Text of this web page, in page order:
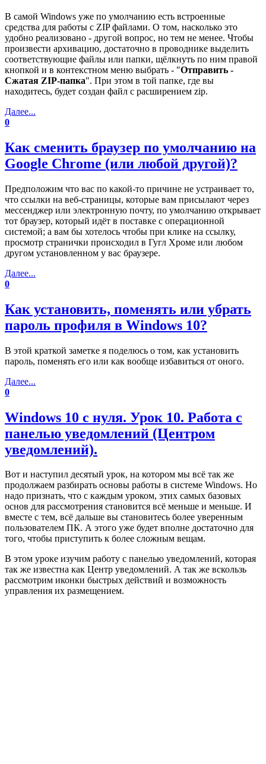
В самой Windows уже по умолчанию есть встроенные
средства для работы с ZIP файлами. О том, насколько это
удобно реализовано - другой вопрос, но тем не менее. Чтобы
произвести архивацию, достаточно в проводнике выделить
соответствующие файлы или папки, щёлкнуть по ним правой
кнопкой и в контекстном меню выбрать - "Отправить -
Сжатая ZIP-папка". При этом в той папке, где вы
находитесь, будет создан файл с расширением zip.
Далее...
0
Как сменить браузер по умолчанию на
Google Chrome (или любой другой)?
Предположим что вас по какой-то причине не устраивает то,
что ссылки на веб-страницы, которые вам присылают через
мессенджер или электронную почту, по умолчанию открывает
тот браузер, который идёт в поставке с операционной
системой; а вам бы хотелось чтобы при клике на ссылку,
просмотр странички происходил в Гугл Хроме или любом
другом установленном у вас браузере.
Далее...
0
Как установить, поменять или убрать
пароль профиля в Windows 10?
В этой краткой заметке я поделюсь о том, как установить
пароль, поменять его или как вообще избавиться от оного.
Далее...
0
Windows 10 с нуля. Урок 10. Работа с
панелью уведомлений (Центром
уведомлений).
Вот и наступил десятый урок, на котором мы всё так же
продолжаем разбирать основы работы в системе Windows. Но
надо признать, что с каждым уроком, этих самых базовых
основ для рассмотрения становится всё меньше и меньше. И
вместе с тем, всё дальше вы становитесь более уверенным
пользователем ПК. А этого уже будет вполне достаточно для
того, чтобы приступить к более сложным вещам.
В этом уроке изучим работу с панелью уведомлений, которая
так же известна как Центр уведомлений. А так же вскользь
рассмотрим иконки быстрых действий и возможность
управления их размещением.